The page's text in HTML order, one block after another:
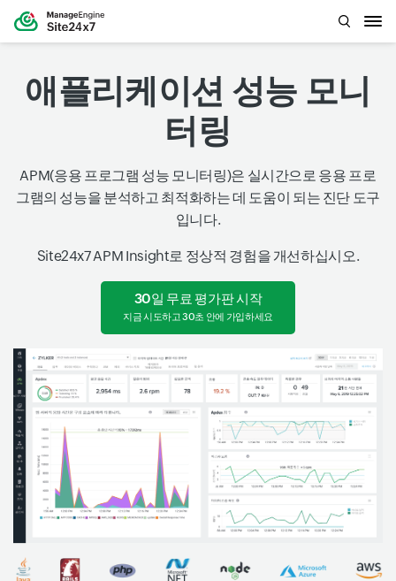
애플리케이션 성능 모니
터링
APM(응용 프로그램 성능 모니터링)은 실시간으로 응용 프로
그램의 성능을 분석하고 최적화하는 데 도움이 되는 진단 도구
입니다.
Site24x7 APM Insight로 정상적 경험을 개선하십시오.
30일 무료 평가판 시작
지금 시도하고 30초 안에 가입하세요